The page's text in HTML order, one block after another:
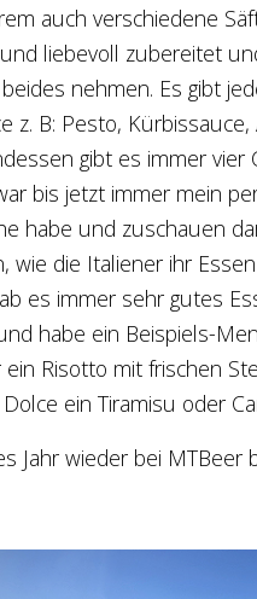
auch verschiedene
liebevoll zubereitet
nehmen. Es gibt
z. B: Pesto,
gibt es immer vier
bis jetzt immer mein
habe und zuschauen
wie die Italiener ihr
es immer sehr gutes
habe ein Beispiels-
Risotto mit frischen
ein Tiramisu oder
Jahr wieder bei MTBeer